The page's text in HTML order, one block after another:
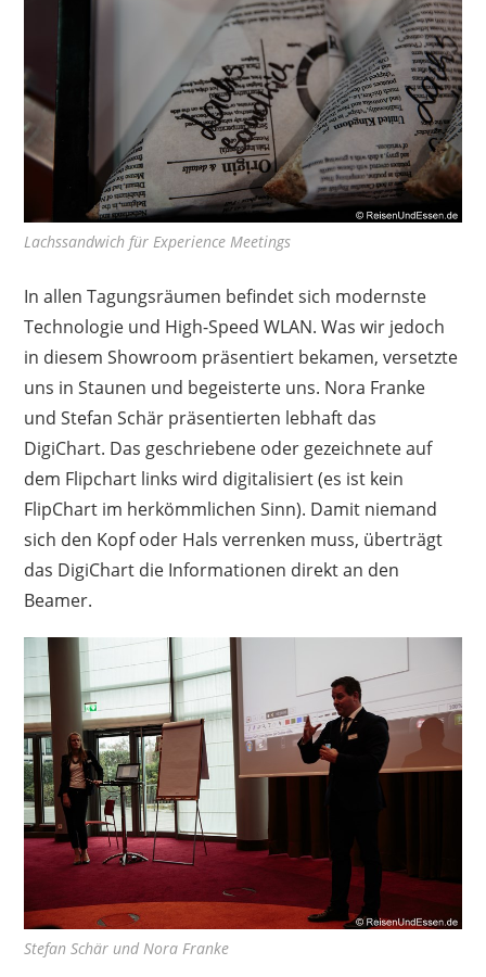
Lachssandwich für Experience Meetings
In allen Tagungsräumen befindet sich modernste
Technologie und High-Speed WLAN. Was wir jedoch
in diesem Showroom präsentiert bekamen, versetzte
uns in Staunen und begeisterte uns. Nora Franke
und Stefan Schär präsentierten lebhaft das
DigiChart. Das geschriebene oder gezeichnete auf
dem Flipchart links wird digitalisiert (es ist kein
FlipChart im herkömmlichen Sinn). Damit niemand
sich den Kopf oder Hals verrenken muss, überträgt
das DigiChart die Informationen direkt an den
Beamer.
Stefan Schär und Nora Franke